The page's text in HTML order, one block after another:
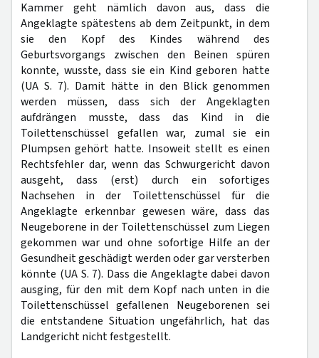
Kammer geht nämlich davon aus, dass die
Angeklagte spätestens ab dem Zeitpunkt, in dem
sie den Kopf des Kindes während des
Geburtsvorgangs zwischen den Beinen spüren
konnte, wusste, dass sie ein Kind geboren hatte
(UA S. 7). Damit hätte in den Blick genommen
werden müssen, dass sich der Angeklagten
aufdrängen musste, dass das Kind in die
Toilettenschüssel gefallen war, zumal sie ein
Plumpsen gehört hatte. Insoweit stellt es einen
Rechtsfehler dar, wenn das Schwurgericht davon
ausgeht, dass (erst) durch ein sofortiges
Nachsehen in der Toilettenschüssel für die
Angeklagte erkennbar gewesen wäre, dass das
Neugeborene in der Toilettenschüssel zum Liegen
gekommen war und ohne sofortige Hilfe an der
Gesundheit geschädigt werden oder gar versterben
könnte (UA S. 7). Dass die Angeklagte dabei davon
ausging, für den mit dem Kopf nach unten in die
Toilettenschüssel gefallenen Neugeborenen sei
die entstandene Situation ungefährlich, hat das
Landgericht nicht festgestellt.